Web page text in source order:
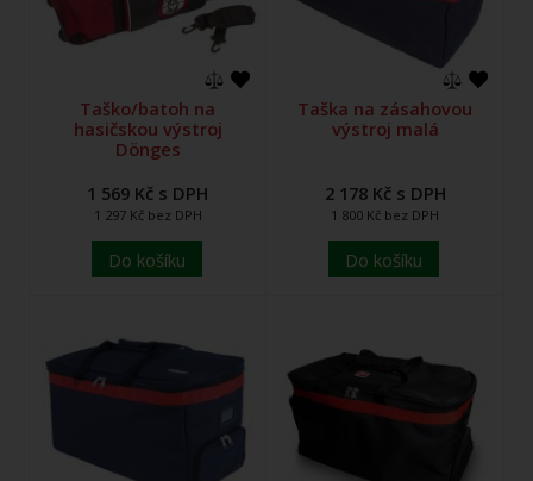
Taško/batoh na
hasičskou výstroj
Dönges
1 569 Kč s DPH
1 297 Kč bez DPH
Do košíku
Taška na zásahovou
výstroj malá
2 178 Kč s DPH
1 800 Kč bez DPH
Do košíku